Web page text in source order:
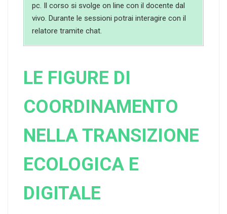
pc. Il corso si svolge on line con il docente dal
vivo. Durante le sessioni potrai interagire con il
relatore tramite chat.
LE FIGURE DI
COORDINAMENTO
NELLA TRANSIZIONE
ECOLOGICA E
DIGITALE